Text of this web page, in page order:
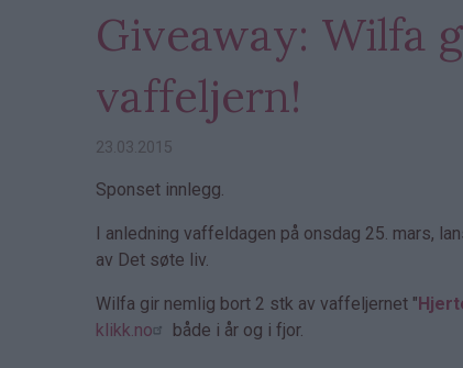
Giveaway: Wilfa
vaffeljern!
23.03.2015
Sponset innlegg.
I anledning vaffeldagen på onsdag 25. mars,
av Det søte liv.
Wilfa gir nemlig bort 2 stk av vaffeljernet "
klikk.no
både i år og i fjor.